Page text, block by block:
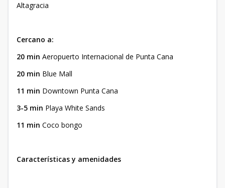
Altagracia
Cercano a:
20 min Aeropuerto Internacional de Punta Cana
20 min Blue Mall
11 min Downtown Punta Cana
3-5 min Playa White Sands
11 min Coco bongo
Características y amenidades